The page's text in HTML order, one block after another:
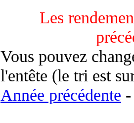
Les
Vous pouvez
l'entête (le tri est
Année précédente